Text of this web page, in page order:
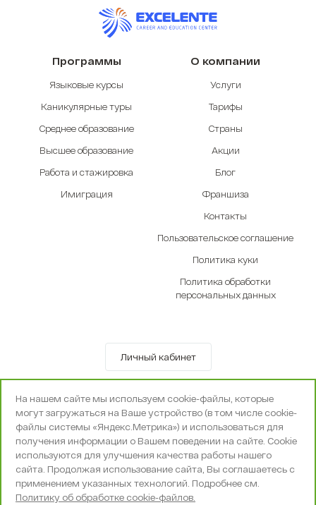
Программы
Языковые курсы
Каникулярные туры
Среднее образование
Высшее образование
Работа и стажировка
Имиграция
О компании
Услуги
Тарифы
Страны
Акции
Блог
Франшиза
Контакты
Пользовательское соглашение
Политика куки
Политика обработки
персональных данных
Личный кабинет
© OOO «Экселенте» 2010-2026 г.
Политика конфиденциальности
Поддержка и сопровождение -Вебпространство
На нашем сайте мы используем cookie-файлы, которые
могут загружаться на Ваше устройство (в том числе cookie-
файлы системы «Яндекс.Метрика») и использоваться для
получения информации о Вашем поведении на сайте. Cookie
используются для улучшения качества работы нашего
сайта. Продолжая использование сайта, Вы соглашаетесь с
применением указанных технологий. Подробнее см.
Политику об обработке cookie-файлов.